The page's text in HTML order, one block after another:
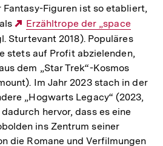
Figuren ist so etabliert,
Externer
Link:
Erzähltrope der „space
Sturtevant 2018). Populäres
stets auf Profit abzielenden,
dem „Star Trek“-Kosmos
Im Jahr 2023 stach in der
„Hogwarts Legacy“ (2023,
hervor, dass es eine
ins Zentrum seiner
die Romane und Verfilmungen